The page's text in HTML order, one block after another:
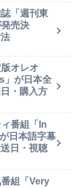
「週刊東
売決
オレオ
」が日本全
・購入方
番組「In
日本語字幕
日・視聴
組「Very